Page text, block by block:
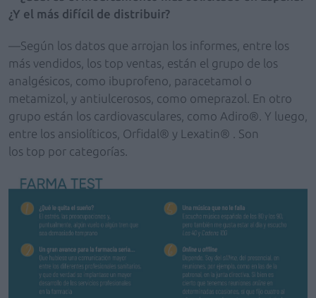
¿Y el más difícil de distribuir?
—Según los datos que arrojan los informes, entre los
más vendidos, los top ventas, están el grupo de los
analgésicos, como ibuprofeno, paracetamol o
metamizol, y antiulcerosos, como omeprazol. En otro
grupo están los cardiovasculares, como Adiro®. Y luego,
entre los ansiolíticos, Orfidal® y Lexatin® . Son
los top por categorías.